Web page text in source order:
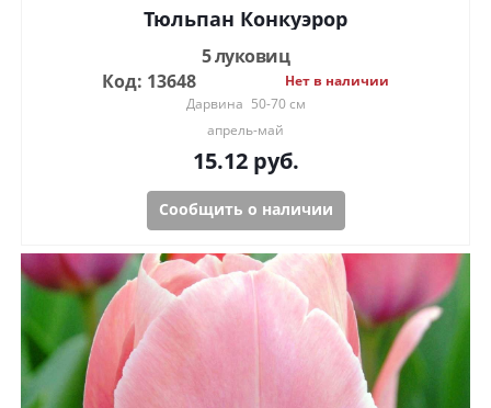
Тюльпан Конкуэрор
5 луковиц
Код: 13648
Нет в наличии
Дарвина 50-70 см
апрель-май
15.12руб.
Сообщить о наличии